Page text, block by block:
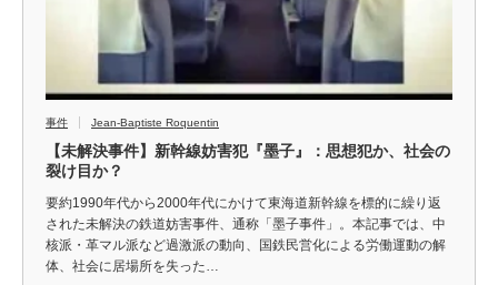
事件 Jean-Baptiste Roquentin
【未解決事件】新幹線妨害犯『墨子』：思想犯か、社会の
裂け目か？
要約1990年代から2000年代にかけて東海道新幹線を標的に繰り返
された未解決の鉄道妨害事件、通称「墨子事件」。本記事では、中
核派・革マル派など過激派の動向、国鉄民営化による労働運動の解
体、社会に居場所を失った…